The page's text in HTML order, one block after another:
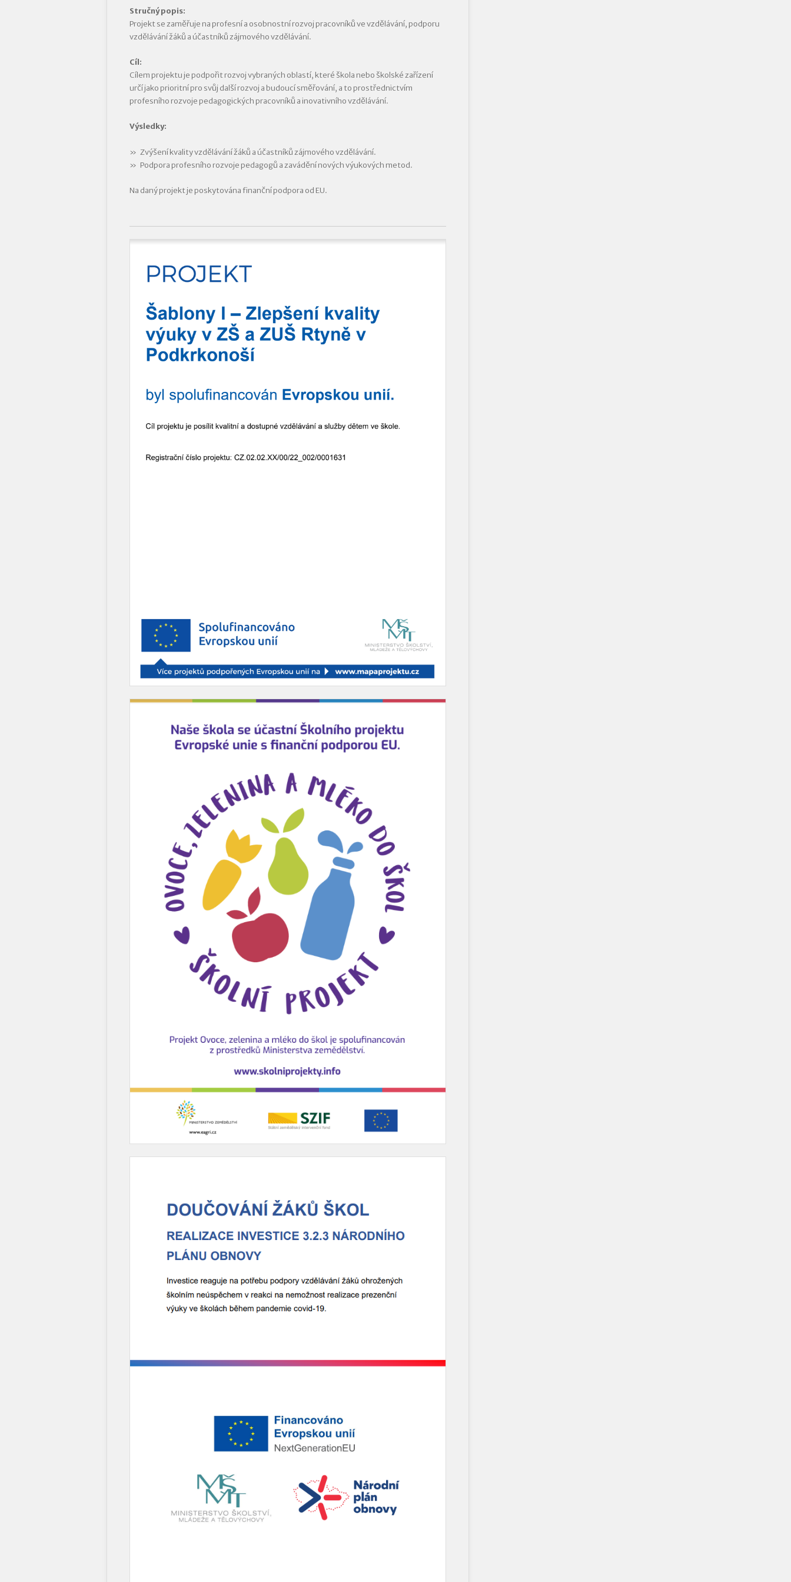
Stručný popis:
Projekt se zaměřuje na profesní a osobnostní rozvoj pracovníků ve vzdělávání, podporu
vzdělávání žáků a účastníků zájmového vzdělávání.
Cíl:
Cílem projektu je podpořit rozvoj vybraných oblastí, které škola nebo školské zařízení
určí jako prioritní pro svůj další rozvoj a budoucí směřování, a to prostřednictvím
profesního rozvoje pedagogických pracovníků a inovativního vzdělávání.
Výsledky:
Zvýšení kvality vzdělávání žáků a účastníků zájmového vzdělávání.
Podpora profesního rozvoje pedagogů a zavádění nových výukových metod.
Na daný projekt je poskytována finanční podpora od EU.